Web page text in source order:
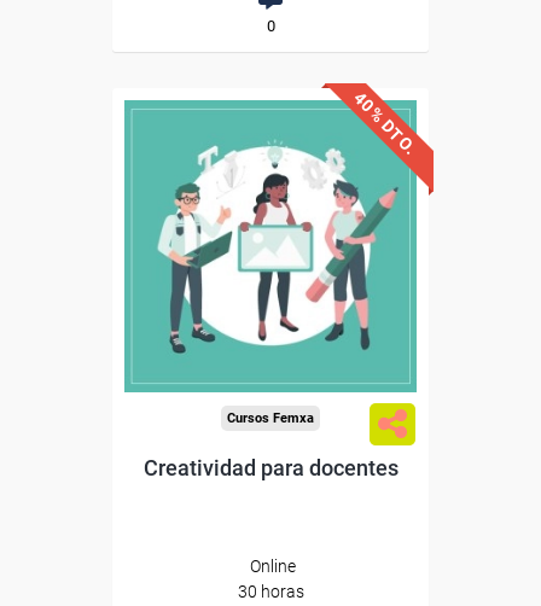
0
40% DTO.
Descuentos especiales
Sin requisitos de acceso
Diploma
Cursos Femxa
Creatividad para docentes
Online
30 horas